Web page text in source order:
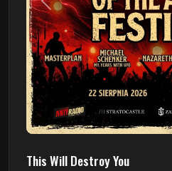
Poprzedni
This Will Destroy You